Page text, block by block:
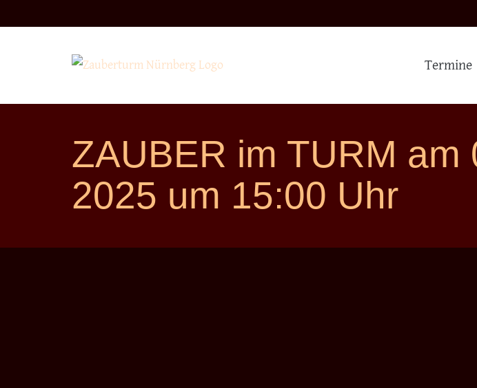
Termine
ZAUBER im TURM am
2025 um 15:00 Uhr